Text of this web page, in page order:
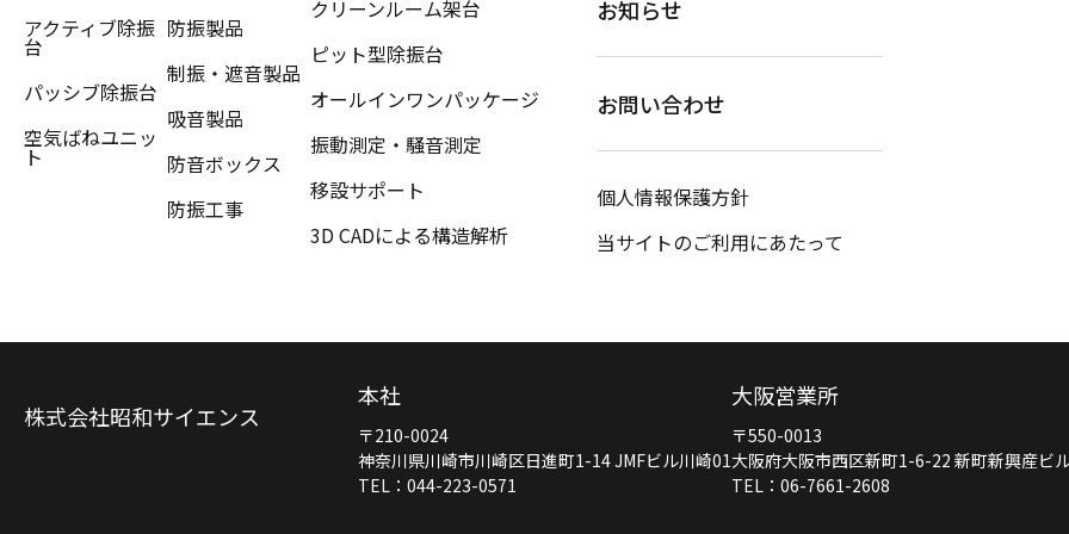
アクティブ除振
台
パッシブ除振台
空気ばねユニッ
ト
防振製品
制振・遮音製品
吸音製品
防音ボックス
防振工事
クリーンルーム架台
ピット型除振台
オールインワンパッケージ
振動測定・騒音測定
移設サポート
3D CADによる構造解析
お知らせ
お問い合わせ
個人情報保護方針
当サイトのご利用にあたって
株式会社昭和サイエンス
本社
〒210-0024
神奈川県川崎市川崎区日進町1-14 JMFビル川崎01
TEL：044-223-0571
大阪営業所
〒550-0013
大阪府大阪市西区新町1-6-22 新町新興産ビ
TEL：06-7661-2608